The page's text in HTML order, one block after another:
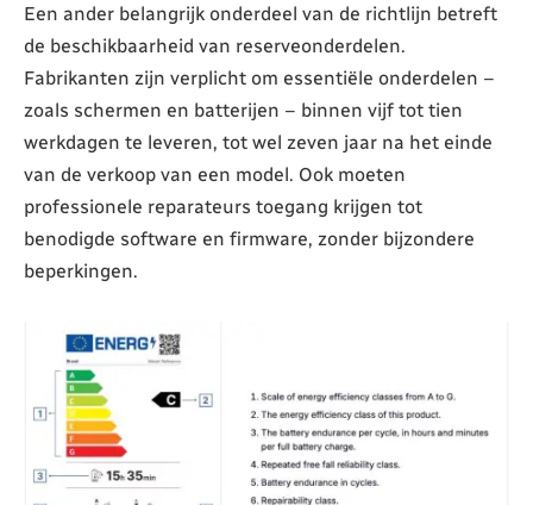
Een ander belangrijk onderdeel van de richtlijn betreft
de beschikbaarheid van reserveonderdelen.
Fabrikanten zijn verplicht om essentiële onderdelen –
zoals schermen en batterijen – binnen vijf tot tien
werkdagen te leveren, tot wel zeven jaar na het einde
van de verkoop van een model. Ook moeten
professionele reparateurs toegang krijgen tot
benodigde software en firmware, zonder bijzondere
beperkingen.